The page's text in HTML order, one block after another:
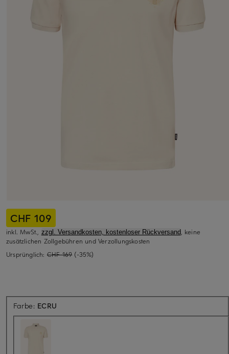
CHF 109
inkl. MwSt., zzgl. Versandkosten, kostenloser Rückversand, keine
zusätzlichen Zollgebühren und Verzollungskosten
Ursprünglich: CHF 169 (-35%)
Farbe: ECRU